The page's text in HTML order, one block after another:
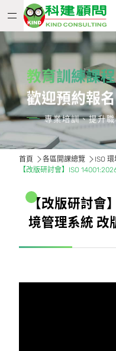
教育訓練課程
歡迎預約報名
專業培訓、提升
首頁 各區開課總覽
ISO
【改版研討會】ISO
【改版研討會】
境管理系統 改